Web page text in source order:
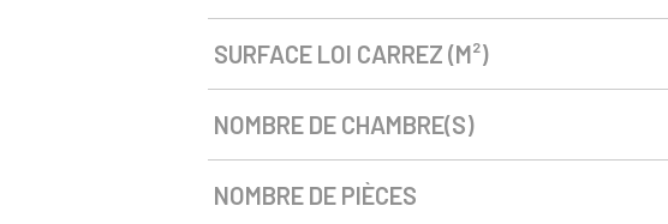
SURFACE LOI CARREZ (M²)
NOMBRE DE CHAMBRE(S)
NOMBRE DE PIÈCES